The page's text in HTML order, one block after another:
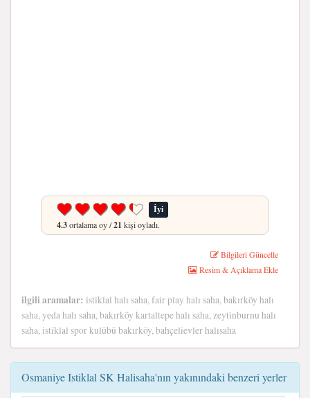
İyi
4.3ortalama oy /21 kişi oyladı.
Bilgileri Güncelle
Resim & Açıklama Ekle
ilgili aramalar: istiklal halı saha, fair play halı saha, bakırköy halı
saha, yeda halı saha, bakırköy kartaltepe halı saha, zeytinburnu halı
saha, istiklal spor kulübü bakırköy, bahçelievler halısaha
Osmaniye Istiklal SK Halisaha'nın yakınındaki benzeri yerler